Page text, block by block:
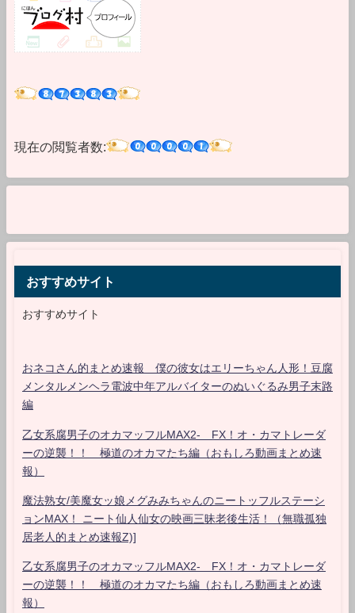
現在の閲覧者数:
おすすめサイト
おすすめサイト
おネコさん的まとめ速報 僕の彼女はエリーちゃん人形！豆腐
メンタルメンヘラ電波中年アルバイターのぬいぐるみ男子末路
編
乙女系腐男子のオカマッフルMAX2- FX！オ・カマトレーダ
ーの逆襲！！ 極道のオカマたち編（おもしろ動画まとめ速
報）
魔法熟女/美魔女ッ娘メグみみちゃんのニートッフルステーシ
ョンMAX！ ニート仙人仙女の映画三昧老後生活！（無職孤独
居老人的まとめ速報Z)]
乙女系腐男子のオカマッフルMAX2- FX！オ・カマトレーダ
ーの逆襲！！ 極道のオカマたち編（おもしろ動画まとめ速
報）